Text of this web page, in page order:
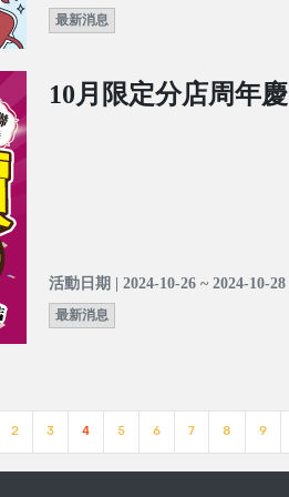
最新消息
10月限定分店周年慶
活動日期 | 2024-10-26 ~ 2024-10-28
最新消息
2 3 4 5 6 7 8 9